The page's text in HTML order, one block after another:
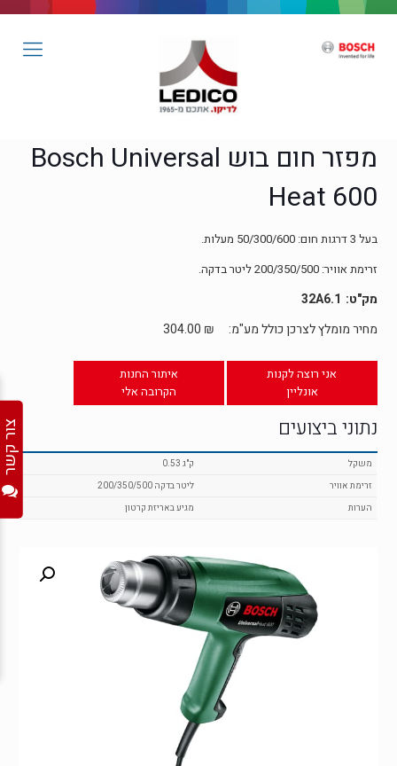
מפזר חום בוש Bosch Universal
Heat 600
בעל 3 דרגות חום: 50/300/600 מעלות.
זרימת אוויר: 200/350/500 ליטר בדקה.
32A6.1
מחיר מומלץ לצרכן כולל מע"מ:
304.00 ₪
אני רוצה לקנות
אונליין
איתור החנות
הקרובה אלי
נתוני ביצועים
0.53 ק"ג
משקל
200/350/500 ליטר בדקה
זרימת אוויר
מגיע באריזת קרטון
הערות